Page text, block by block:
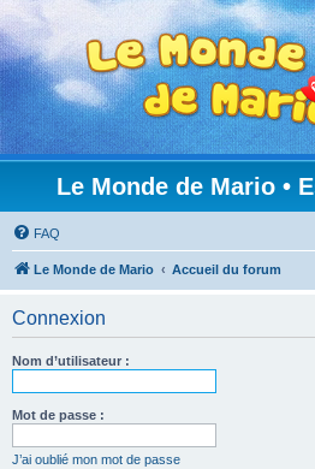
Le Monde de Mario •
FAQ
Le Monde de Mario Accueil du forum
Connexion
Nom d’utilisateur :
Mot de passe :
J’ai oublié mon mot de passe